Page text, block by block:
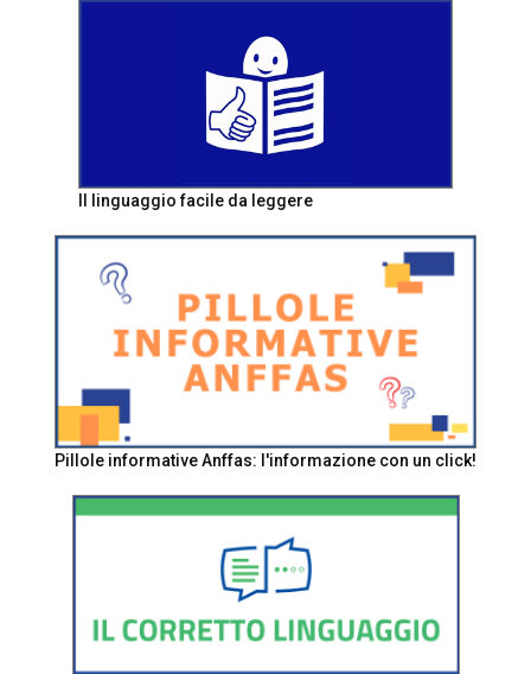
Il linguaggio facile da leggere
Pillole informative Anffas: l'informazione con un click!